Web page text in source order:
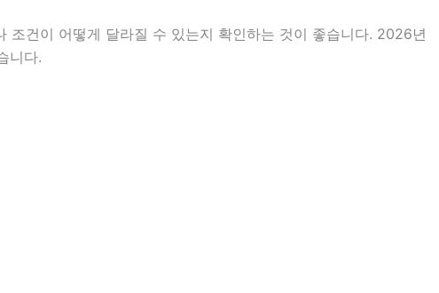
조건이 어떻게 달라질 수 있는지 확인하는 것이 좋습니다. 2026년
니다.